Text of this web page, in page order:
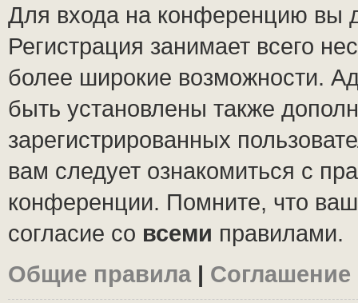
Для входа на конференцию вы
Регистрация занимает всего
более широкие возможности.
быть установлены также
зарегистрированных
вам следует ознакомиться с
конференции. Помните, что
согласие со всеми правилами.
Общие правила |